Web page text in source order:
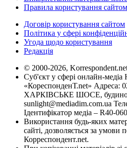
Правила користування сайтом
Договір користування сайтом
Політика у сфері
Угода щодо користування
Редакція
© 2000-2026,
Суб'єкт у сфері онлайн-медіа
«КореспонденТ.net» Адреса:
ХАРКІВСЬКЕ ШОСЕ, будинок
sunlight@mediadim.com.ua
Ідентифікатор медіа – R40-
Використання будь-яких
сайті, дозволяється за умови
Корреспондент.net.